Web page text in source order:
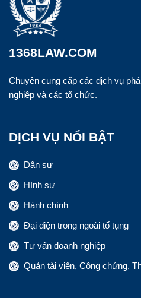
1368LAW.COM
Chuyên cung cấp các dịch vụ
nghiệp và các tổ chức.
DỊCH VỤ NỔI BẬT
Dân sự
Hình sự
Hành chính
Đại diện trong ngoài tố tụng
Tư vấn doanh nghiệp
Quản tài viên, Công chứng,